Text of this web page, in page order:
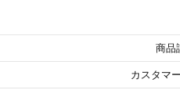
商品
カスタマ